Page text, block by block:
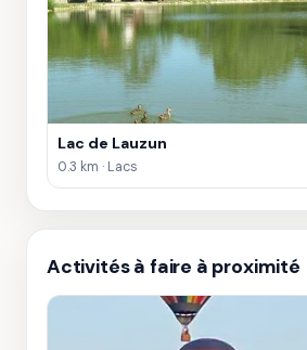
Lac de Lauzun
0.3 km · Lacs
Activités à faire à proximité